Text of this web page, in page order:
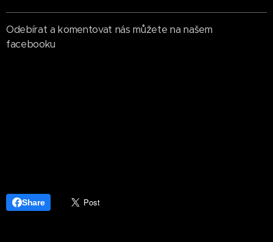
Odebírat a komentovat nás můžete na našem
facebooku
Share